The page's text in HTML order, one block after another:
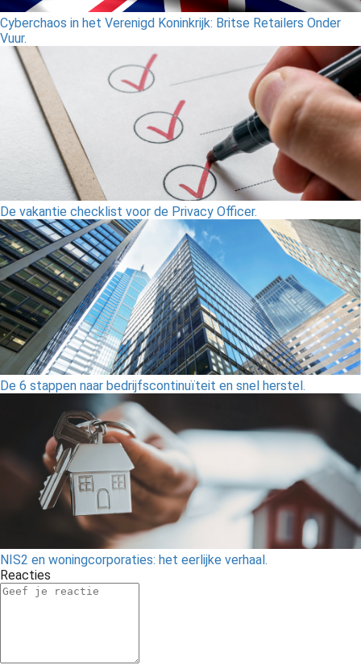
Cyberchaos in het Verenigd Koninkrijk: Britse Retailers Onder
Vuur.
De vakantie checklist voor de Privacy Officer.
De 6 stappen naar bedrijfscontinuïteit en snel herstel.
NIS2 en woningcorporaties: het eerlijke verhaal.
Reacties